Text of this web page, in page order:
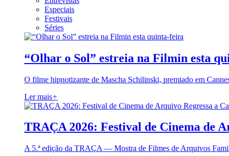
Especiais
Festivais
Séries
“Olhar o Sol” estreia na Filmin esta
O filme hipnotizante de Mascha Schilinski, premiado em
Ler mais+
TRAÇA 2026: Festival de Cinema de
A 5.ª edição da TRAÇA — Mostra de Filmes de Arquivos